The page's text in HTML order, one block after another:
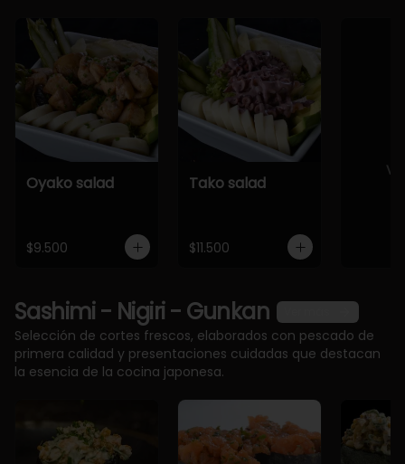
Oyako salad
$9.500
Tako salad
$11.500
Sashimi - Nigiri - Gunkan
Selección de cortes frescos, elaborados con pescado de
primera calidad y presentaciones cuidadas que destacan
la esencia de la cocina japonesa.